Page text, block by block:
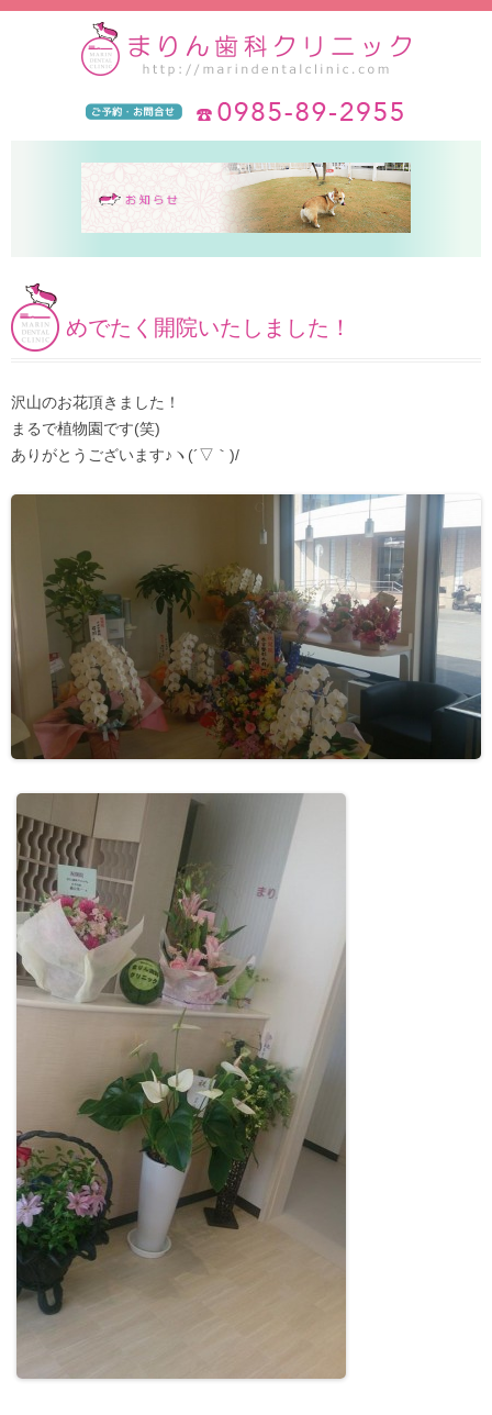
めでたく開院いたしました！
沢山のお花頂きました！
まるで植物園です(笑)
ありがとうございます♪ヽ(´▽｀)/